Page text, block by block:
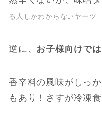
る人しかわからないヤーツ
逆に、 お子様向けで
香辛料の風味がしっ
もあり！さすが冷凍